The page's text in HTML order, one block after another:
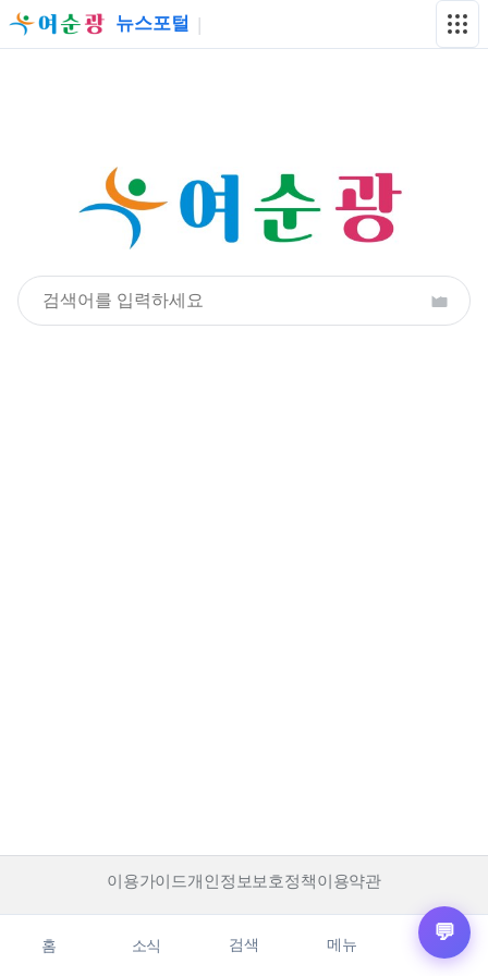
뉴스포털 |
홈 소식 검색 메뉴 마이
여순광통합플랫폼
이용가이드개인정보보호정책이용약관
💬